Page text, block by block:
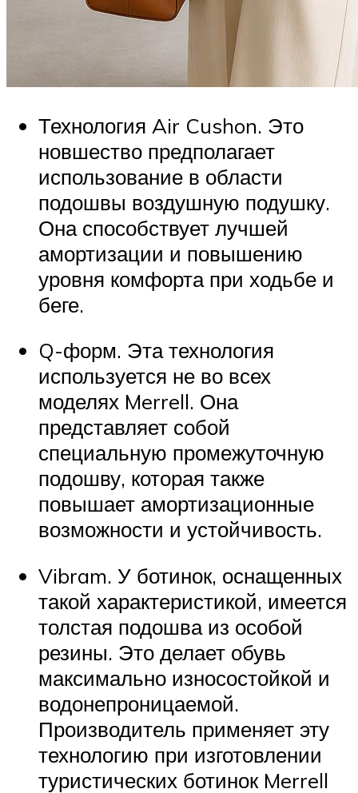
Технология Air Cushon. Это
новшество предполагает
использование в области
подошвы воздушную подушку.
Она способствует лучшей
амортизации и повышению
уровня комфорта при ходьбе и
беге.
Q-форм. Эта технология
используется не во всех
моделях Merrell. Она
представляет собой
специальную промежуточную
подошву, которая также
повышает амортизационные
возможности и устойчивость.
Vibram. У ботинок, оснащенных
такой характеристикой, имеется
толстая подошва из особой
резины. Это делает обувь
максимально износостойкой и
водонепроницаемой.
Производитель применяет эту
технологию при изготовлении
туристических ботинок Merrell